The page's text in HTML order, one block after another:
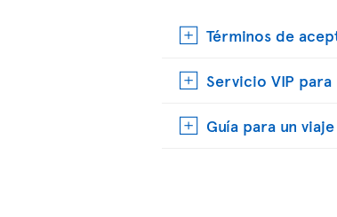
Términos de
Servicio VIP
Guía para un